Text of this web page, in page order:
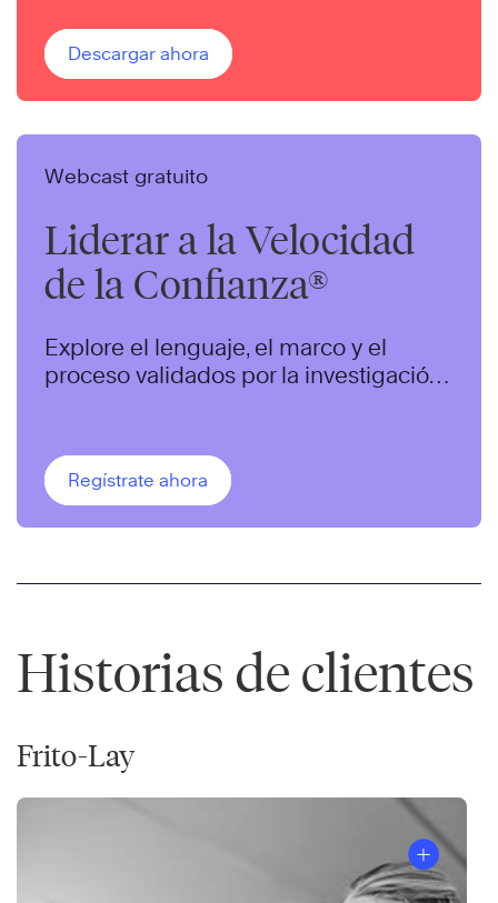
Descargar ahora
Webcast gratuito
Liderar a la Velocidad
de la Confianza®
Explore el lenguaje, el marco y el
proceso validados por la investigación
Regístrate ahora
Historias de clientes
Frito-Lay